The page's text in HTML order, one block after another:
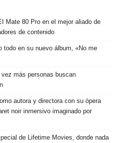
Mate 80 Pro en el mejor aliado de
de contenido
todo en su nuevo álbum, «No me
vez más personas buscan
autora y directora con su ópera
noir inmersivo imaginado por
de Lifetime Movies, donde nada